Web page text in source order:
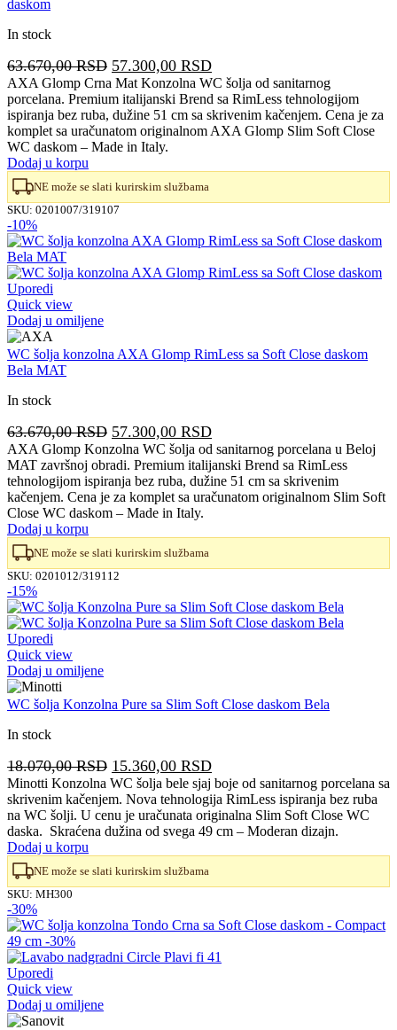
daskom
In stock
63.670,00RSD Originalna
cena
je
bila:
63.670,00 RSD.
57.300,00 RSDTrenutna
cena
je:
57.300,00 RSD.
AXA Glomp Crna Mat Konzolna WC šolja od sanitarnog
porcelana. Premium italijanski Brend sa RimLess tehnologijom
ispiranja bez ruba, dužine 51 cm sa skrivenim kačenjem. Cena je za
komplet sa uračunatom originalnom AXA Glomp Slim Soft Close
WC daskom – Made in Italy.
Dodaj u korpu
NE može se slati kurirskim službama
SKU: 0201007/319107
-10%
Uporedi
Quick view
Dodaj u omiljene
WC šolja konzolna AXA Glomp RimLess sa Soft Close daskom
Bela MAT
In stock
63.670,00RSD Originalna
cena
je
bila:
63.670,00 RSD.
57.300,00 RSDTrenutna
cena
je:
57.300,00 RSD.
AXA Glomp Konzolna WC šolja od sanitarnog porcelana u Beloj
MAT završnoj obradi. Premium italijanski Brend sa RimLess
tehnologijom ispiranja bez ruba, dužine 51 cm sa skrivenim
kačenjem. Cena je za komplet sa uračunatom originalnom Slim Soft
Close WC daskom – Made in Italy.
Dodaj u korpu
NE može se slati kurirskim službama
SKU: 0201012/319112
-15%
Uporedi
Quick view
Dodaj u omiljene
WC šolja Konzolna Pure sa Slim Soft Close daskom Bela
In stock
18.070,00RSD Originalna
cena
je
bila:
18.070,00 RSD.
15.360,00 RSDTrenutna
cena
je:
15.360,00 RSD.
Minotti Konzolna WC šolja bele sjaj boje od sanitarnog porcelana sa
skrivenim kačenjem. Nova tehnologija RimLess ispiranja bez ruba
na WC šolji. U cenu je uračunata originalna Slim Soft Close WC
daska. Skraćena dužina od svega 49 cm – Moderan dizajn.
Dodaj u korpu
NE može se slati kurirskim službama
SKU: MH300
-30%
Uporedi
Quick view
Dodaj u omiljene